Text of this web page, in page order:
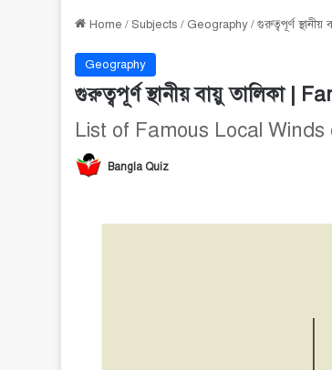
Home / Subjects / Geography / গুরুত্বপূর্ণ
Geography
গুরুত্বপূর্ণ স্থানীয় বায়ু তালিকা
List of Famous Local Winds
Bangla Quiz